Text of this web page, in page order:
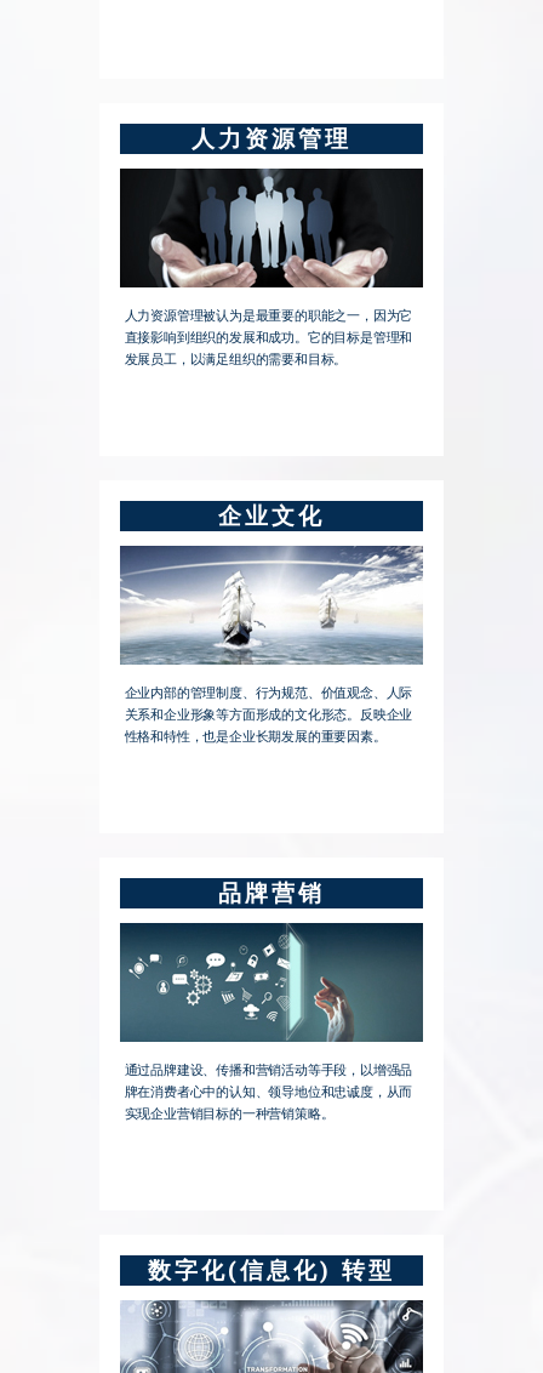
人力资源管理
人力资源管理被认为是最重要的职能之一，因为它
直接影响到组织的发展和成功。它的目标是管理和
发展员工，以满足组织的需要和目标。
企业文化
企业内部的管理制度、行为规范、价值观念、人际
关系和企业形象等方面形成的文化形态。反映企业
性格和特性，也是企业长期发展的重要因素。
品牌营销
通过品牌建设、传播和营销活动等手段，以增强品
牌在消费者心中的认知、领导地位和忠诚度，从而
实现企业营销目标的一种营销策略。
数字化(信息化) 转型